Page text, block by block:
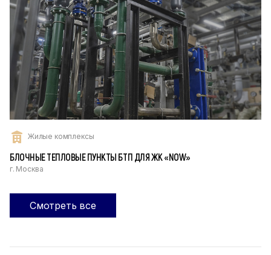
Жилые комплексы
БЛОЧНЫЕ ТЕПЛОВЫЕ ПУНКТЫ БТП ДЛЯ ЖК «NOW»‎
г. Москва
Смотреть все